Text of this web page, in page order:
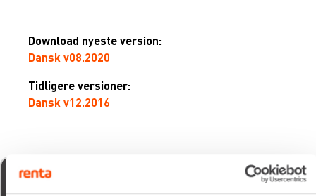
Download nyeste version:
Dansk v08.2020
Tidligere versioner:
Dansk v12.2016
xevo